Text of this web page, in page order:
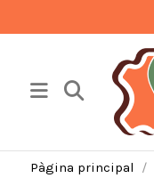
Pàgina principal